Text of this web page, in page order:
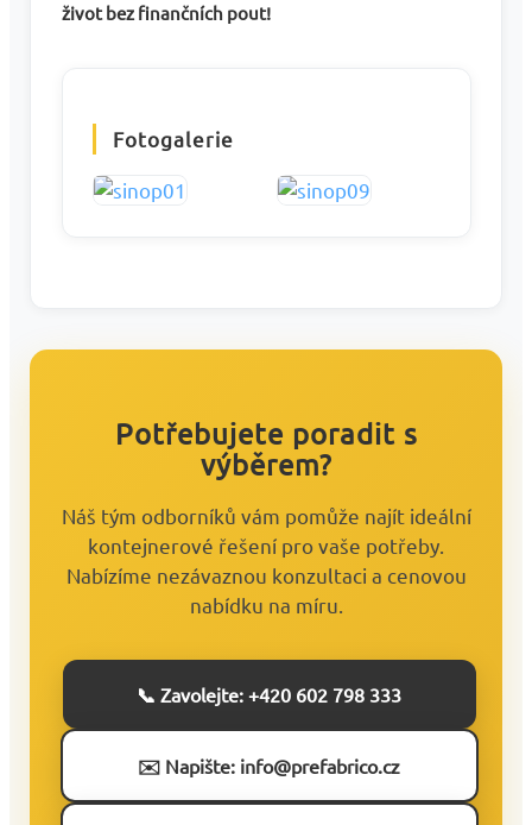
život bez finančních pout!
Fotogalerie
Potřebujete poradit s
výběrem?
Náš tým odborníků vám pomůže najít ideální
kontejnerové řešení pro vaše potřeby.
Nabízíme nezávaznou konzultaci a cenovou
nabídku na míru.
📞 Zavolejte: +420 602 798 333
✉️ Napište: info@prefabrico.cz